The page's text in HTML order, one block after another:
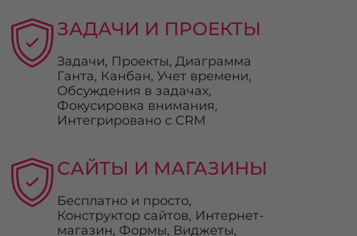
ЗАДАЧИ И ПРОЕКТЫ
Задачи, Проекты, Диаграмма
Ганта, Канбан, Учет времени,
Обсуждения в задачах,
Фокусировка внимания,
Интегрировано с CRM
САЙТЫ И МАГАЗИНЫ
Бесплатно и просто,
Конструктор сайтов, Интернет-
магазин, Формы, Виджеты,